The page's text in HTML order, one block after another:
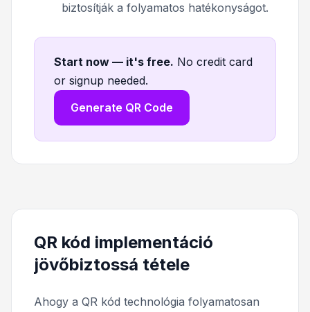
biztosítják a folyamatos hatékonyságot.
Start now — it's free. No credit card
or signup needed.
Generate QR Code
QR kód implementáció
jövőbiztossá tétele
Ahogy a QR kód technológia folyamatosan